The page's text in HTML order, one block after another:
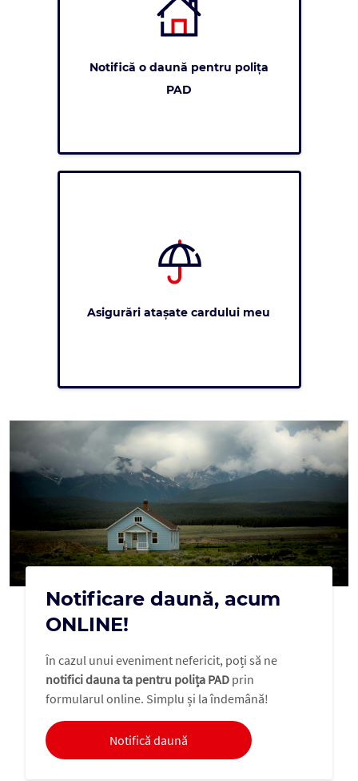
Notifică o daună pentru polița
PAD
Asigurări atașate cardului meu
Notificare daună, acum
ONLINE!
În cazul unui eveniment nefericit, poți să ne
notifici dauna ta pentru polița PAD prin
formularul online. Simplu și la îndemână!
Notifică daună